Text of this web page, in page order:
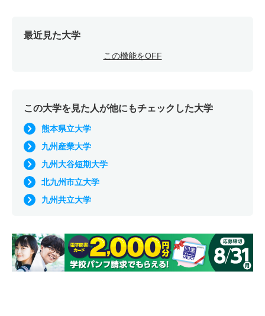
最近見た大学
この機能をOFF
この大学を見た人が他にもチェックした大学
熊本県立大学
九州産業大学
九州大谷短期大学
北九州市立大学
九州共立大学